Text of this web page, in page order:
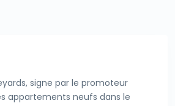
signe par le promoteur
appartements neufs dans le